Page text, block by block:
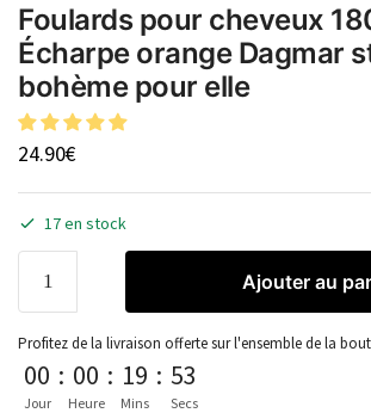
Foulards pour cheveux
Écharpe orange Dagmar
bohème pour elle
24.90€
17 en stock
Ajouter au
Profitez de la livraison offerte sur l'ensemble de la
00
Jour
: 00
Heure
: 19
Mins
: 53
Secs